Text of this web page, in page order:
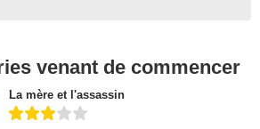
venant de commencer
La mère et l'assassin